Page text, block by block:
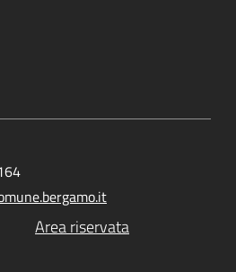
Area riservata